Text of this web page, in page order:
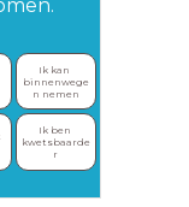
Ik kan
binnenwege
n nemen
Ik ben
kwetsbaarde
r